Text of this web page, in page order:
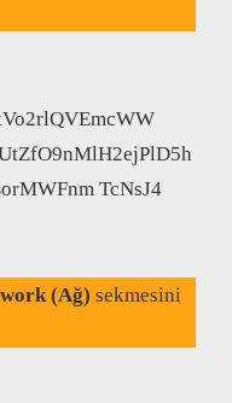
(Ağ) sekmesini